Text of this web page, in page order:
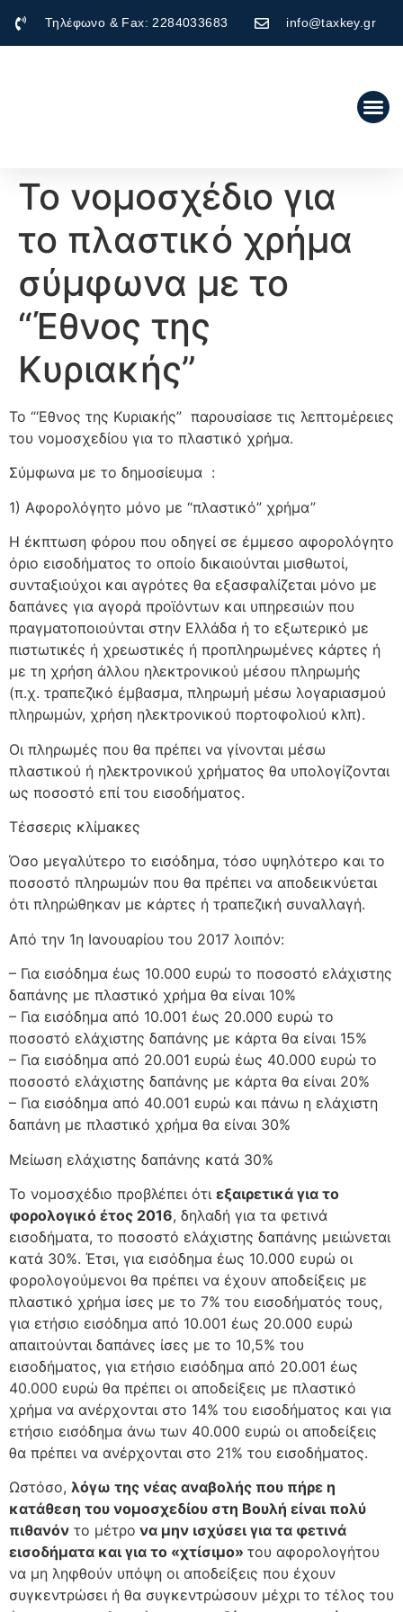
Τηλέφωνο & Fax: 2284033683 info@taxkey.gr
Το νομοσχέδιο για
το πλαστικό χρήμα
σύμφωνα με το
“Έθνος της
Κυριακής”
Το “‘Εθνος της Κυριακής” παρουσίασε τις λεπτομέρειες
του νομοσχεδίου για το πλαστικό χρήμα.
Σύμφωνα με το δημοσίευμα :
1) Αφορολόγητο μόνο με “πλαστικό” χρήμα”
Η έκπτωση φόρου που οδηγεί σε έμμεσο αφορολόγητο
όριο εισοδήματος το οποίο δικαιούνται μισθωτοί,
συνταξιούχοι και αγρότες θα εξασφαλίζεται μόνο με
δαπάνες για αγορά προϊόντων και υπηρεσιών που
πραγματοποιούνται στην Ελλάδα ή το εξωτερικό με
πιστωτικές ή χρεωστικές ή προπληρωμένες κάρτες ή
με τη χρήση άλλου ηλεκτρονικού μέσου πληρωμής
(π.χ. τραπεζικό έμβασμα, πληρωμή μέσω λογαριασμού
πληρωμών, χρήση ηλεκτρονικού πορτοφολιού κλπ).
Οι πληρωμές που θα πρέπει να γίνονται μέσω
πλαστικού ή ηλεκτρονικού χρήματος θα υπολογίζονται
ως ποσοστό επί του εισοδήματος.
Τέσσερις κλίμακες
Όσο μεγαλύτερο το εισόδημα, τόσο υψηλότερο και το
ποσοστό πληρωμών που θα πρέπει να αποδεικνύεται
ότι πληρώθηκαν με κάρτες ή τραπεζική συναλλαγή.
Από την 1η Ιανουαρίου του 2017 λοιπόν:
– Για εισόδημα έως 10.000 ευρώ το ποσοστό ελάχιστης
δαπάνης με πλαστικό χρήμα θα είναι 10%
– Για εισόδημα από 10.001 έως 20.000 ευρώ το
ποσοστό ελάχιστης δαπάνης με κάρτα θα είναι 15%
– Για εισόδημα από 20.001 ευρώ έως 40.000 ευρώ το
ποσοστό ελάχιστης δαπάνης με κάρτα θα είναι 20%
– Για εισόδημα από 40.001 ευρώ και πάνω η ελάχιστη
δαπάνη με πλαστικό χρήμα θα είναι 30%
Μείωση ελάχιστης δαπάνης κατά 30%
Το νομοσχέδιο προβλέπει ότι εξαιρετικά για το
φορολογικό έτος 2016, δηλαδή για τα φετινά
εισοδήματα, το ποσοστό ελάχιστης δαπάνης μειώνεται
κατά 30%. Έτσι, για εισόδημα έως 10.000 ευρώ οι
φορολογούμενοι θα πρέπει να έχουν αποδείξεις με
πλαστικό χρήμα ίσες με το 7% του εισοδήματός τους,
για ετήσιο εισόδημα από 10.001 έως 20.000 ευρώ
απαιτούνται δαπάνες ίσες με το 10,5% του
εισοδήματος, για ετήσιο εισόδημα από 20.001 έως
40.000 ευρώ θα πρέπει οι αποδείξεις με πλαστικό
χρήμα να ανέρχονται στο 14% του εισοδήματος και για
ετήσιο εισόδημα άνω των 40.000 ευρώ οι αποδείξεις
θα πρέπει να ανέρχονται στο 21% του εισοδήματος.
Ωστόσο, λόγω της νέας αναβολής που πήρε η
κατάθεση του νομοσχεδίου στη Βουλή είναι πολύ
πιθανόν το μέτρο να μην ισχύσει για τα φετινά
εισοδήματα και για το «χτίσιμο» του αφορολογήτου
να μη ληφθούν υπόψη οι αποδείξεις που έχουν
συγκεντρώσει ή θα συγκεντρώσουν μέχρι το τέλος του